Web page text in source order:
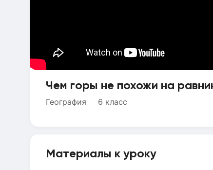
Чем горы не похожи на
География 6 класс
Материалы к уроку